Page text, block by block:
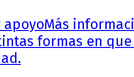
Más
formas en